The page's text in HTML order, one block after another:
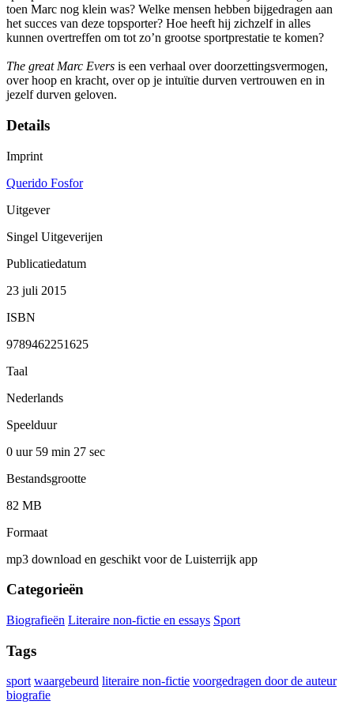
toen Marc nog klein was? Welke mensen hebben bijgedragen aan
het succes van deze topsporter? Hoe heeft hij zichzelf in alles
kunnen overtreffen om tot zo’n grootse sportprestatie te komen?
The great Marc Evers is een verhaal over doorzettingsvermogen,
over hoop en kracht, over op je intuïtie durven vertrouwen en in
jezelf durven geloven.
Details
Imprint
Querido Fosfor
Uitgever
Singel Uitgeverijen
Publicatiedatum
23 juli 2015
ISBN
9789462251625
Taal
Nederlands
Speelduur
0 uur 59 min 27 sec
Bestandsgrootte
82 MB
Formaat
mp3 download en geschikt voor de Luisterrijk app
Categorieën
Biografieën Literaire non-fictie en essays Sport
Tags
sport waargebeurd literaire non-fictie voorgedragen door de auteur
biografie